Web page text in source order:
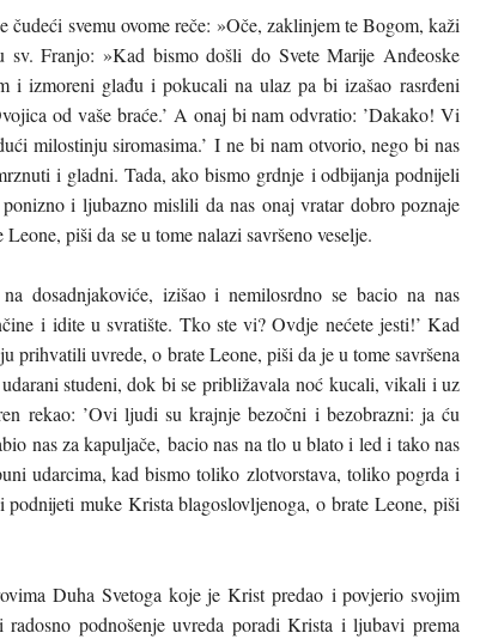
svemu ovome reče: »Oče, zaklinjem te Bogom, kaži
sv. Franjo: »Kad bismo došli do Svete Marije Anđeoske
i izmoreni glađu i pokucali na ulaz pa bi izašao rasrđeni
od vaše braće.’ A onaj bi nam odvratio: ’Dakako! Vi
milostinju siromasima.’ I ne bi nam otvorio, nego bi nas
i gladni. Tada, ako bismo grdnje i odbijanja podnijeli
i ljubazno mislili da nas onaj vratar dobro poznaje
piši da se u tome nalazi savršeno veselje.
dosadnjakoviće, izišao i nemilosrdno se bacio na nas
i idite u svratište. Tko ste vi? Ovdje nećete jesti!’ Kad
prihvatili uvrede, o brate Leone, piši da je u tome savršena
studeni, dok bi se približavala noć kucali, vikali i uz
rekao: ’Ovi ljudi su krajnje bezočni i bezobrazni: ja ću
nas za kapuljače, bacio nas na tlo u blato i led i tako nas
udarcima, kad bismo toliko zlotvorstava, toliko pogrda i
muke Krista blagoslovljenoga, o brate Leone, piši
Duha Svetoga koje je Krist predao i povjerio svojim
podnošenje uvreda poradi Krista i ljubavi prema